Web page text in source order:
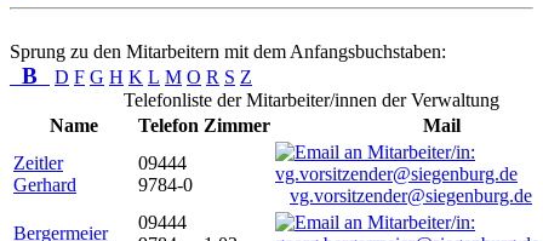
Sprung zu den Mitarbeitern mit dem Anfangsbuchstaben:
B D F G H K L M O R S Z
Telefonliste der Mitarbeiter/innen der Verwaltung
Name
Telefon Zimmer
Mail
Zeitler
Gerhard
09444
9784-0
vg.vorsitzender@siegenburg.de
Bergermeier
09444